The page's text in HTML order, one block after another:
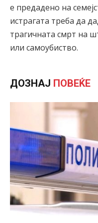
е предадено на
истрагата треба да
трагичната смрт на
или самоубиство.
ДОЗНАЈ ПОВЕЌЕ